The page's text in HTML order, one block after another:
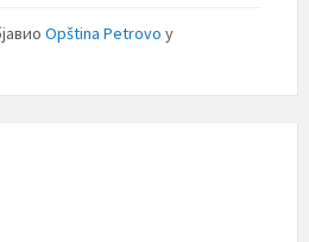
Opština Petrovo у